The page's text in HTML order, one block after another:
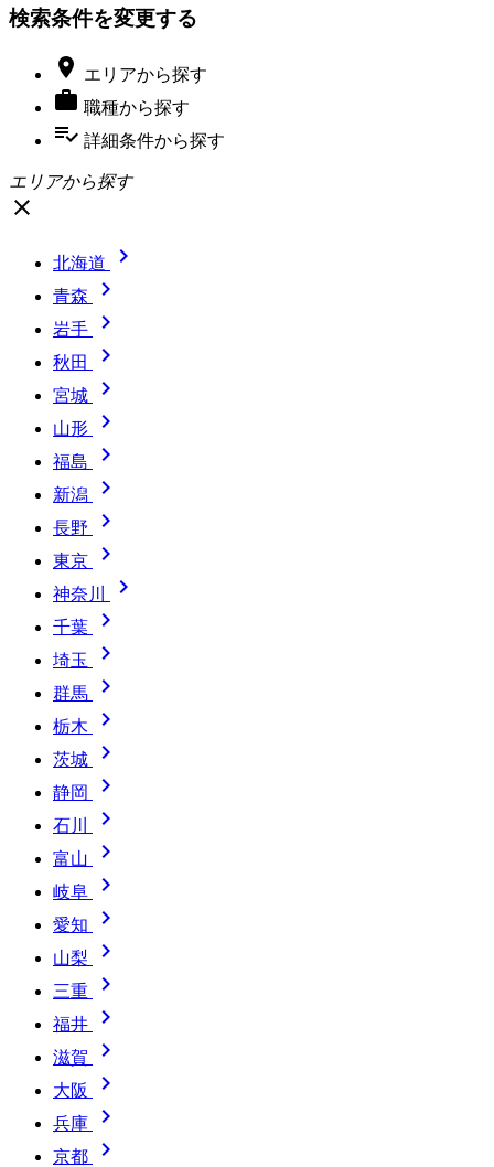
検索条件を変更する
 エリアから探す
 職種から探す
playlist_add_check 詳細条件から探す
エリアから探す
close
北海道 
青森 
岩手 
秋田 
宮城 
山形 
福島 
新潟 
長野 
東京 
神奈川 
千葉 
埼玉 
群馬 
栃木 
茨城 
静岡 
石川 
富山 
岐阜 
愛知 
山梨 
三重 
福井 
滋賀 
大阪 
兵庫 
京都 